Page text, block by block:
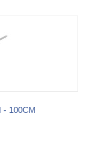
100CM